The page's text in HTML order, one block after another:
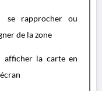
se rapprocher ou
de la zone
afficher la carte en